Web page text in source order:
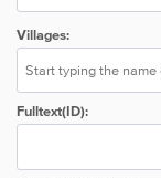
Villages:
Fulltext(ID):